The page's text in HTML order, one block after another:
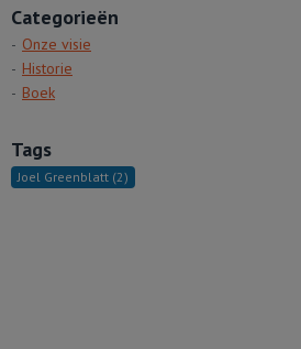
Categorieën
Onze visie
Historie
Boek
Tags
Joel Greenblatt (2)